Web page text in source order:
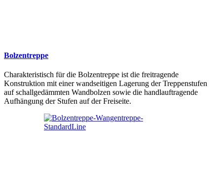
Bolzentreppe
Charakteristisch für die Bolzentreppe ist die freitragende
Konstruktion mit einer wandseitigen Lagerung der Treppenstufen
auf schallgedämmten Wandbolzen sowie die handlauftragende
Aufhängung der Stufen auf der Freiseite.